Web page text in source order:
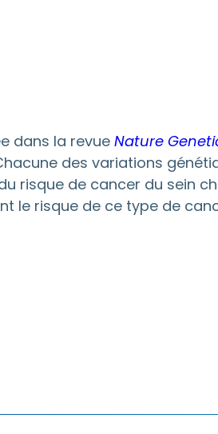
dans la revue Nature
des variations
risque de cancer du sein
le risque de ce type de